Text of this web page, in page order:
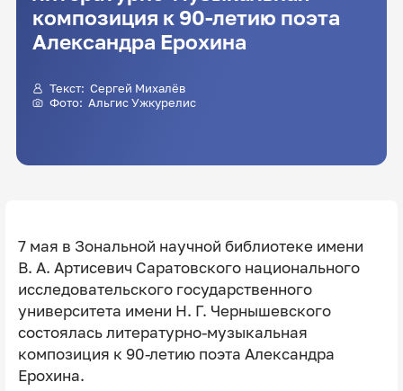
композиция к 90-летию поэта
Александра Ерохина
Текст: Сергей Михалёв
Фото: Альгис Ужкурелис
7 мая в Зональной научной библиотеке имени
В. А. Артисевич Саратовского национального
исследовательского государственного
университета имени Н. Г. Чернышевского
состоялась литературно-музыкальная
композиция к 90-летию поэта Александра
Ерохина.